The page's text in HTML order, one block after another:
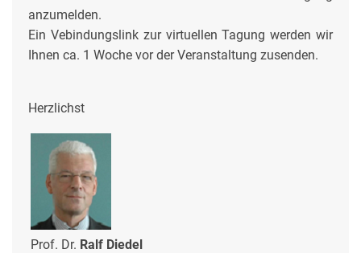
anzumelden.
Ein Vebindungslink zur virtuellen Tagung werden wir
Ihnen ca. 1 Woche vor der Veranstaltung zusenden.
Herzlichst
Prof. Dr. Ralf Diedel